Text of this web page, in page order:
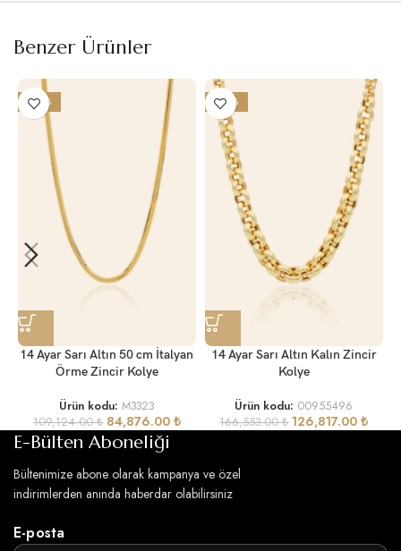
Benzer Ürünler
-22%
14 Ayar Sarı Altın 50 cm İtalyan
Örme Zincir Kolye
Ürün kodu:M3323
109,124.00₺ 84,876.00 ₺
-24%
14 Ayar Sarı Altın Kalın Zincir
Kolye
Ürün kodu: 00955496
166,553.00₺ 126,817.00₺
E-Bülten Aboneliği
Bültenimize abone olarak kampanya ve özel
indirimlerden anında haberdar olabilirsiniz
E-posta